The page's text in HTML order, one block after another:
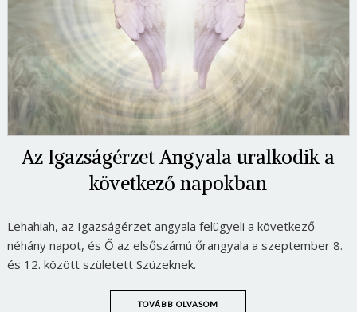
Az Igazságérzet Angyala uralkodik a
következő napokban
Lehahiah, az Igazságérzet angyala felügyeli a következő
néhány napot, és Ő az elsőszámú őrangyala a szeptember 8.
és 12. között született Szüzeknek.
TOVÁBB OLVASOM